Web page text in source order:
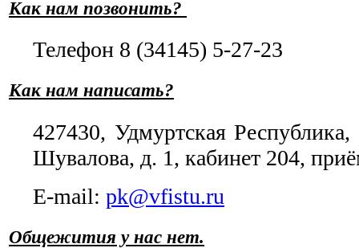
Как нам позвонить?
Телефон 8 (34145) 5-27-23
Как нам написать?
427430, Удмуртская
Шувалова, д. 1, кабинет 204,
E-mail: pk@vfistu.ru
Общежития у нас нет.